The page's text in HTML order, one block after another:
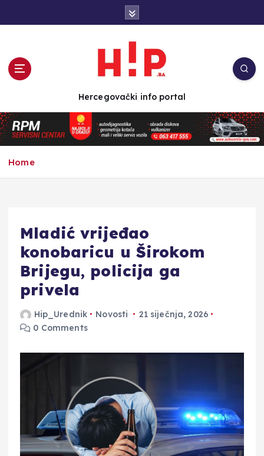
n
t
e
Hercegovački info portal
Home
Mladić vrijeđao
konobaricu u Širokom
Brijegu, policija ga
privela
Hip_Urednik Novosti
21 siječnja, 2026
0 Comments